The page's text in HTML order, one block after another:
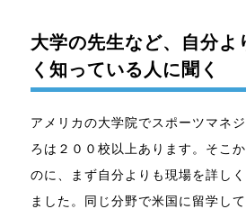
大学の先生など、自分よ
く知っている人に聞く
アメリカの大学院でスポーツマネ
ろは２００校以上あります。そこ
のに、まず自分よりも現場を詳し
ました。同じ分野で米国に留学し